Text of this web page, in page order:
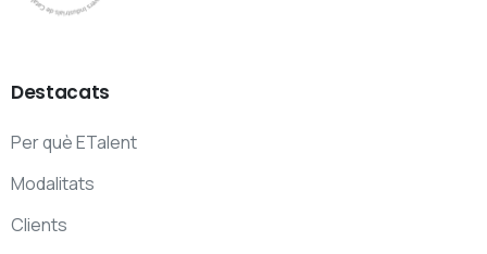
Destacats
Per què ETalent
Modalitats
Clients